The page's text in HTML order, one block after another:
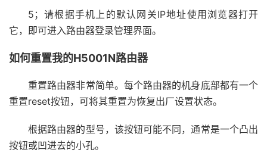
5；请根据手机上的默认网关IP地址使用浏览器打开
它，即可进入路由器登录管理界面。
如何重置我的H5001N路由器
重置路由器非常简单。每个路由器的机身底部都有一个
重置reset按钮，可将其重置为恢复出厂设置状态。
根据路由器的型号，该按钮可能不同，通常是一个凸出
按钮或凹进去的小孔。